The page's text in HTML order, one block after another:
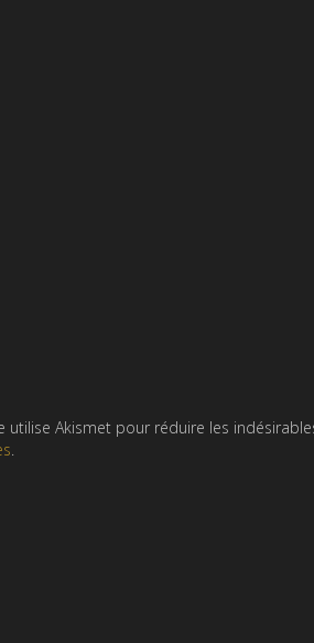
utilise Akismet pour réduire les
.